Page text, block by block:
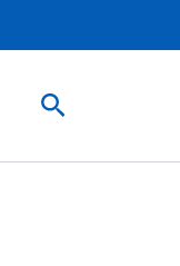
Søg